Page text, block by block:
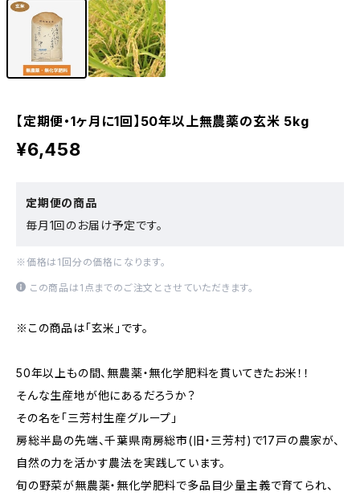
【定期便・1ヶ月に1回】50年以上無農薬の玄米 5kg
¥6,458
定期便の商品
毎月1回のお届け予定です。
※価格は1回分の価格になります。
この商品は1点までのご注文とさせていただきます。
※この商品は「玄米」です。
50年以上もの間、無農薬・無化学肥料を貫いてきたお米！！
そんな生産地が他にあるだろうか？
その名を「三芳村生産グループ」
房総半島の先端、千葉県南房総市(旧・三芳村)で17戸の農家が、
自然の力を活かす農法を実践しています。
旬の野菜が無農薬・無化学肥料で多品目少量主義で育てられ、